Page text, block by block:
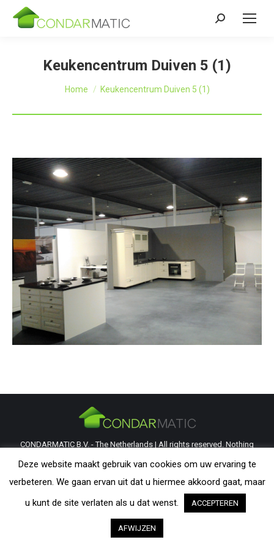
Zoeken:
Keukencentrum Duiven 5 (1)
Je bent hier:
Home Keukencentrum Duiven 5 (1)
CONDARMATIC B.V. - The Netherlands | All rights reserved. Nothing
from this website may be reproduced without explicit permission from
guideline and should be verified by the visitor as to its applicability.
Deze website maakt gebruik van cookies om uw ervaring te
verbeteren. We gaan ervan uit dat u hiermee akkoord gaat, maar
u kunt de site verlaten als u dat wenst.
ACCEPTEREN
AFWIJZEN